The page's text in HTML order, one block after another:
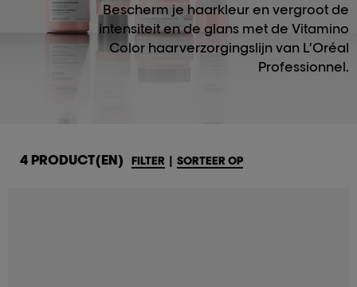
Bescherm je haarkleur en vergroot de
intensiteit en de glans met de Vitamino
Color haarverzorgingslijn van L’Oréal
Professionnel.
4 PRODUCT(EN) FILTER SORTEER OP